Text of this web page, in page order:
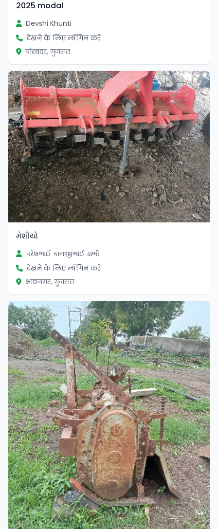
2025 modal
Devshi Khunti
देखने के लिए लॉगिन करें
पोरबंदर, गुजरात
મેશીયો
પરેશભાઈ કાનજીભાઈ ડાભી
देखने के लिए लॉगिन करें
भावनगर, गुजरात